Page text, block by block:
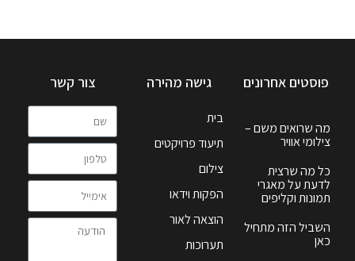
פוסטים אחרונים
מה שרואים משם –
צילומי אוויר
כל מה שרצית
לדעת על מאגרי
תמונות וקליפים
השביל הזה מתחיל
כאן
גישה מהירה
בית
תיעוד פרויקטים
צילום
הפקות וידאו
הוצאה לאור
תערוכות
צור קשר